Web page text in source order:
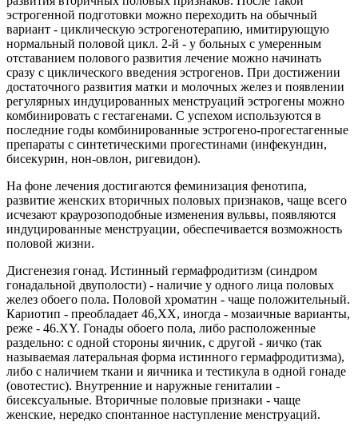
эстрогенной подготовки можно переходить на обычный
вариант - циклическую эстрогенотерапию, имитирующую
нормальный половой цикл. 2-й - у больных с умеренным
отставанием полового развития лечение можно начинать
сразу с циклического введения эстрогенов. При достижении
достаточного развития матки и молочных желез и появлении
регулярных индуцированных менструаций эстрогены можно
комбинировать с гестагенами. С успехом используются в
последние годы комбинированные эстрогено-прогестагенные
препараты с синтетическими прогестинами (инфекундин,
бисекурин, нон-овлон, ригевидон).
На фоне лечения достигаются феминизация фенотипа,
развитие женских вторичных половых признаков, чаще всего
исчезают краурозоподобные изменения вульвы, появляются
индуцированные менструации, обеспечивается возможность
половой жизни.
Дисгенезия гонад. Истинный гермафродитизм (синдром
гонадальной двуполости) - наличие у одного лица половых
желез обоего пола. Половой хроматин - чаще положительный.
Кариотип - преобладает 46,ХХ, иногда - мозаичные варианты,
реже - 46.XY. Гонады обоего пола, либо расположенные
раздельно: с одной стороны яичник, с другой - яичко (так
называемая латеральная форма истинного гермафродитизма),
либо с наличием ткани и яичника и тестикула в одной гонаде
(овотестис). Внутренние и наружные гениталии -
бисексуальные. Вторичные половые признаки - чаще
женские, нередко спонтанное наступление менструаций.